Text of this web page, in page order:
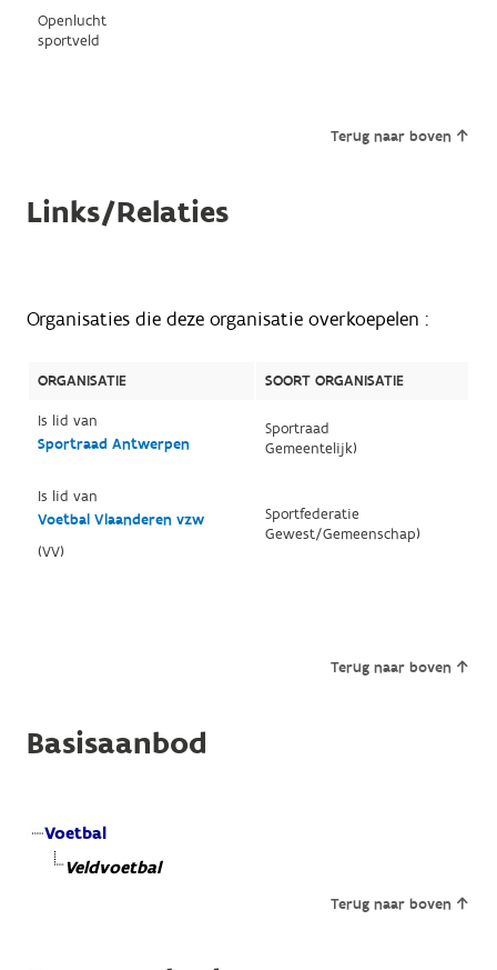
Openlucht
sportveld
Terug naar boven
Links/Relaties
Organisaties die deze organisatie overkoepelen :
ORGANISATIE
SOORT ORGANISATIE
Is lid van
Sportraad Antwerpen
Sportraad
Gemeentelijk)
Is lid van
Voetbal Vlaanderen vzw
(VV)
Sportfederatie
Gewest/Gemeenschap)
Terug naar boven
Basisaanbod
Voetbal
Veldvoetbal
Terug naar boven